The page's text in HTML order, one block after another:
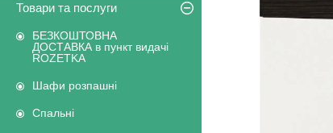
Товари та послуги
БЕЗКОШТОВНА
ДОСТАВКА в пункт видачі
ROZETKA
Шафи розпашні
Спальні